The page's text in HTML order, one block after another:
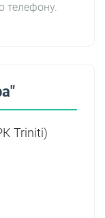
телефону.
Triniti)